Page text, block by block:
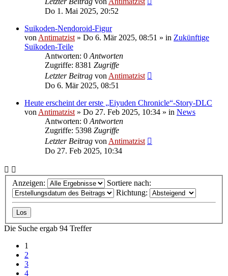
Do 1. Mai 2025, 20:52
Suikoden-Nendoroid-Figur
von Antimatzist » Do 6. Mär 2025, 08:51 » in Zukünftige
Suikoden-Teile
Antworten: 0 Antworten
Zugriffe: 8381 Zugriffe
Letzter Beitrag von Antimatzist
Do 6. Mär 2025, 08:51
Heute erscheint der erste „Eiyuden Chronicle“-Story-DLC
von Antimatzist » Do 27. Feb 2025, 10:34 » in News
Antworten: 0 Antworten
Zugriffe: 5398 Zugriffe
Letzter Beitrag von Antimatzist
Do 27. Feb 2025, 10:34
Anzeigen:
Sortiere nach:
Richtung:
Die Suche ergab 94 Treffer
1
2
3
4